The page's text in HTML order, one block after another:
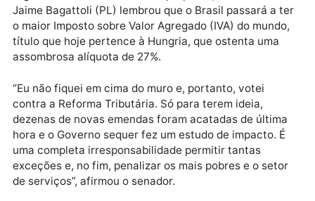
Publicidade
Único senador de Rondônia e um dos três de toda a
Jaime Bagattoli (PL) lembrou que o Brasil passará a
o maior Imposto sobre Valor Agregado (IVA) do
título que hoje pertence à Hungria, que ostenta uma
assombrosa alíquota de 27%.
“Eu não fiquei em cima do muro e, portanto, votei
contra a Reforma Tributária. Só para terem ideia,